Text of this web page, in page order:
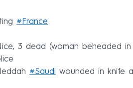
#France
3 dead (woman beheaded in
#Saudi wounded in knife